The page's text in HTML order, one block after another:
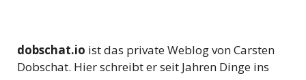
dobschat.io ist das private Weblog von Carsten
Dobschat. Hier schreibt er seit Jahren Dinge ins